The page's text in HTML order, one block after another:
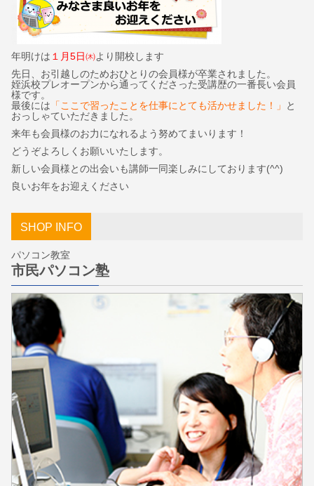
年明けは １月5日㈭より開校します
先日、お引越しのためおひとりの会員様が卒業されました。
姪浜校プレオープンから通ってくださった受講歴の一番長い会員
様です。
最後には 「ここで習ったことを仕事にとても活かせました！」
と
おっしゃていただきました。
来年も会員様のお力になれるよう努めてまいります！
どうぞよろしくお願いいたします。
新しい会員様との出会いも講師一同楽しみにしております(^^)
良いお年をお迎えください
SHOP INFO
パソコン教室
市民パソコン塾